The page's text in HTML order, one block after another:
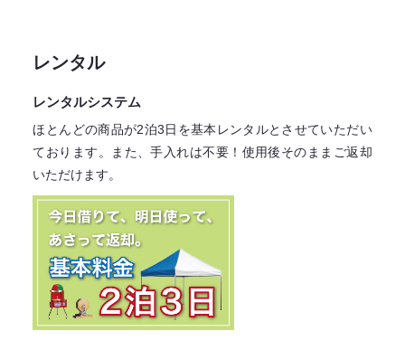
レンタル
レンタルシステム
ほとんどの商品が2泊3日を基本レンタルとさせていただい
ております。
また、手入れは不要！ 使用後そのままご返却
いただけます。